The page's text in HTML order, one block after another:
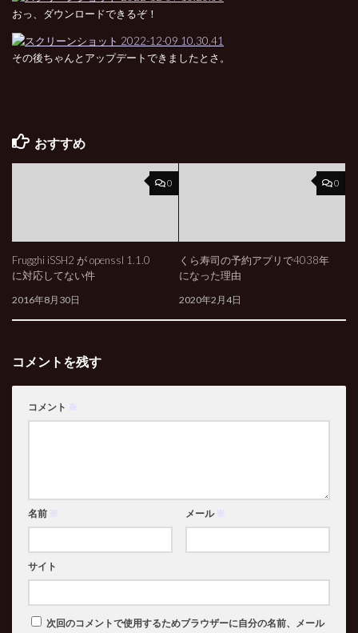
おっ、ダウンロードできるぞ！
その後ちゃんとアップデートできましたとさ。
おすすめ
0
Frugghi iSSH2 が openssl 1.1.0
に対応してない件
2016年8月30日
0
くら寿司の予約アプリで4038年
になった理由
2020年2月4日
コメントを残す
コメント ※
名前 ※ メール ※
サイト
次回のコメントで使用するためブラウザーに自分の名前、メール